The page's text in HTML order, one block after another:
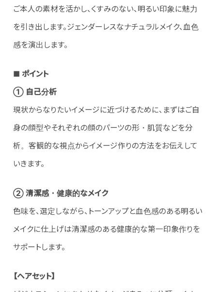
ご本人の素材を活かし、くすみのない、明るい印象に魅力
を引き出します。ジェンダーレスなナチュラルメイク、血色
感を演出します。
■ ポイント
① 自己分析
現状からなりたいイメージに近づけるために、まずはご自
身の顔型やそれぞれの顔のパーツの形・肌質などを分
析。客観的な視点からイメージ作りの方法をお伝えして
いきます。
② 清潔感・健康的なメイク
色味を、選定しながら、トーンアップと血色感のある明るい
メイクに仕上げは清潔感のある健康的な第一印象作りを
サポートします。
【ヘアセット】